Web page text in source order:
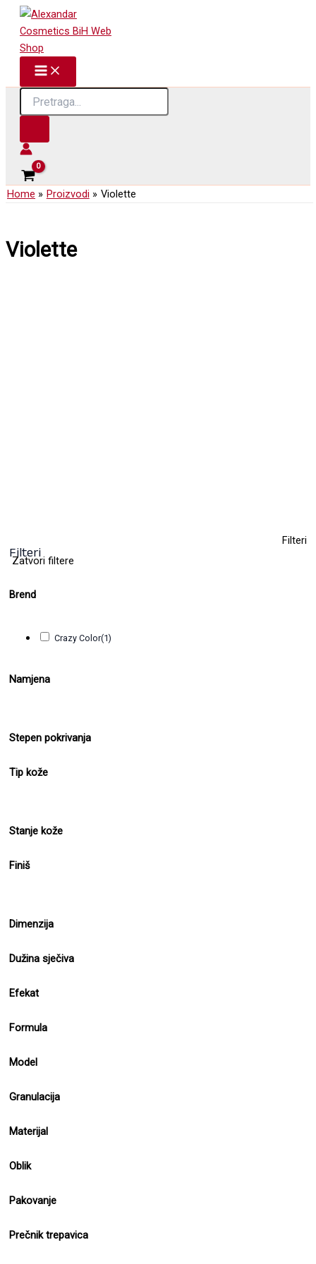
Skip
content
Products
search
Home Proizvodi Violette
Filteri
Filteri
Zatvori filtere
Brend
Crazy Color(1)
Namjena
Stepen pokrivanja
Tip kože
Stanje kože
Finiš
Dimenzija
Dužina sječiva
Efekat
Formula
Model
Granulacija
Materijal
Oblik
Pakovanje
Prečnik trepavica
Violette